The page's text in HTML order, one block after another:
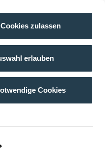
zulassen
erlauben
Cookies